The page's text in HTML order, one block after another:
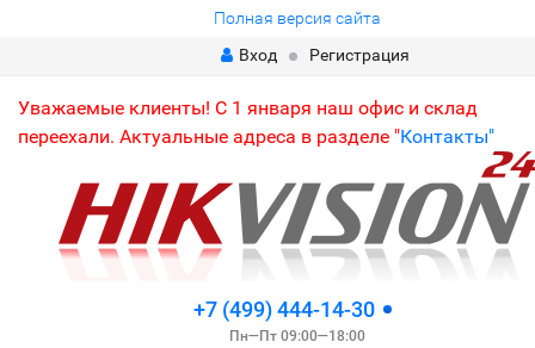
Полная версия сайта
Вход
Регистрация
Уважаемые клиенты! С 1 января наш офис и склад
переехали. Актуальные адреса в разделе "Контакты"
+7 (499) 444-14-30
Пн—Пт 09:00—18:00